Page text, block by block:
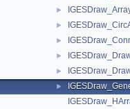
►
►
►
►
►
►